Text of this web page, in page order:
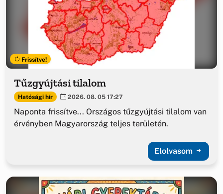
Frissítve!
Tűzgyújtási tilalom
Hatósági hír 2026. 08. 05 17:27
Naponta frissítve... Országos tűzgyújtási tilalom van
érvényben Magyarország teljes területén.
Elolvasom